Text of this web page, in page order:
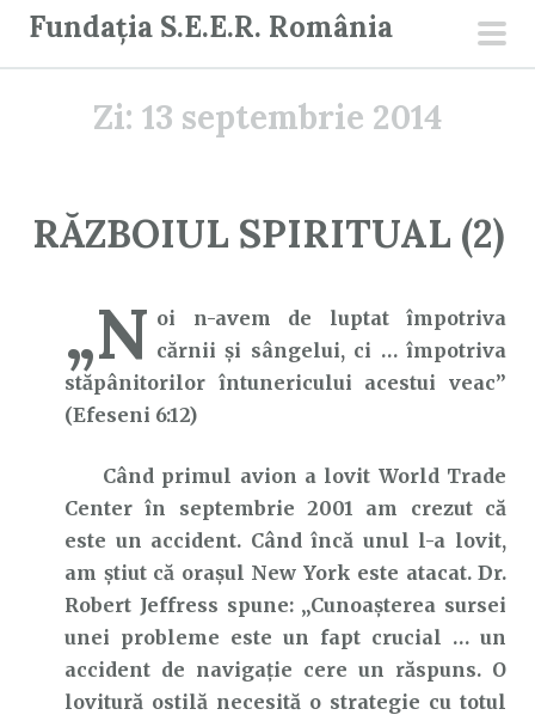
Fundația S.E.E.R. România
Zi: 13 septembrie 2014
RĂZBOIUL SPIRITUAL (2)
„N oi n-avem de luptat împotriva
cărnii şi sângelui, ci … împotriva
stăpânitorilor întunericului acestui veac”
(Efeseni 6:12)
Când primul avion a lovit World Trade
Center în septembrie 2001 am crezut că
este un accident. Când încă unul l-a lovit,
am știut că orașul New York este atacat. Dr.
Robert Jeffress spune: „Cunoașterea sursei
unei probleme este un fapt crucial … un
accident de navigație cere un răspuns. O
lovitură ostilă necesită o strategie cu totul